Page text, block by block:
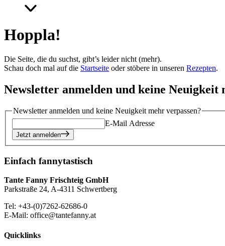
Hoppla!
Die Seite, die du suchst, gibt’s leider nicht (mehr).
Schau doch mal auf die Startseite oder stöbere in unseren Rezepten.
Newsletter anmelden und keine Neuigkeit
Newsletter anmelden und keine Neuigkeit mehr verpassen?
E-Mail Adresse
Jetzt anmelden
Einfach fannytastisch
Tante Fanny Frischteig GmbH
Parkstraße 24, A-4311 Schwertberg
Tel: +43-(0)7262-62686-0
E-Mail: office@tantefanny.at
Quicklinks